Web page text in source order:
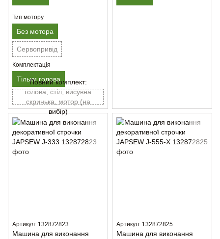
Тип мотору
Без мотора
Сервопривід
Комплектація
Тільки голова
Повний комплект:
голова, стіл, висувна
скринька, мотор (на
вибір)
Артикул: 132872823
Машина для виконання
Артикул: 132872825
Машина для виконання